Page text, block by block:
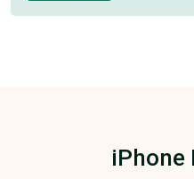
iPhone